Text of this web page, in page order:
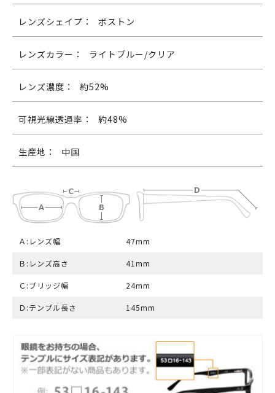
レンズシェイプ： ボストン
レンズカラー： ライトブルー/クリア
レンズ濃度： 約52%
可視光線透過率： 約48%
生産地： 中国
Ａ:レンズ幅 47mm
Ｂ:レンズ高さ 41mm
Ｃ:ブリッジ幅 24mm
Ｄ:テンプル長さ 145mm